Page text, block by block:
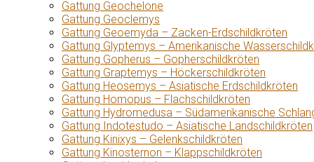
Gattung Geochelone
Gattung Geoclemys
Gattung Geoemyda – Zacken-Erdschildkröten
Gattung Glyptemys – Amerikanische
Gattung Gopherus – Gopherschildkröten
Gattung Graptemys – Höckerschildkröten
Gattung Heosemys – Asiatische Erdschildkröten
Gattung Homopus – Flachschildkröten
Gattung Hydromedusa – Südamerikanische
Gattung Indotestudo – Asiatische Landschildkröten
Gattung Kinixys – Gelenkschildkröten
Gattung Kinosternon – Klappschildkröten